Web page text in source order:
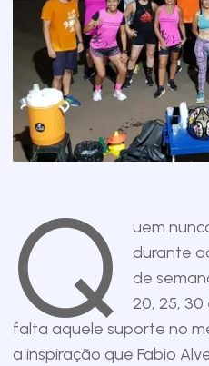
Q
uem
durante
de
20, 25,
falta aquele suporte no
a inspiração que Fabio